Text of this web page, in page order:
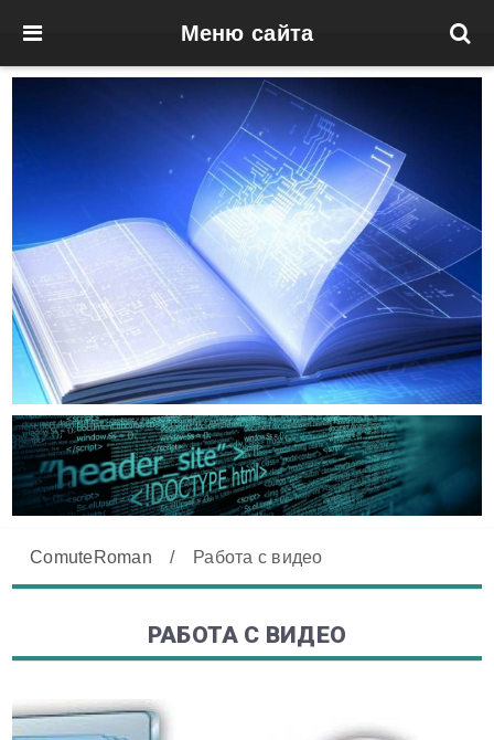
Меню сайта
ComuteRoman / Работа с видео
РАБОТА С ВИДЕО